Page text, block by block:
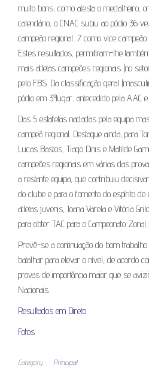
muito bons, como atesta o medalheiro,
calendário, o CNAC subiu ao pódio 36
campeão regional, 7 como vice
Estes resultados, permitiram-lhe
mais atletas campeões regionais (no
pelo FBS. Da classificação geral
pódio em 3º lugar, antecedido pela AAC
Das 5 estafetas nadadas pela equipa
campeã regional. Destaque ainda, para
Lucas Bastos, Tiago Dinis e Matilde
campeões regionais em várias das
a restante equipa, que contribuiu
do clube e para o fomento do espírito
atletas juvenis, Joana Varela e Vitória
para obter TAC para o Campeonato
Prevê-se a continuação do bom
batalhar para elevar o nível, de acordo
provas de importância maior que se
Nacionais.
Resultados em Direto
Fotos
Category Principal